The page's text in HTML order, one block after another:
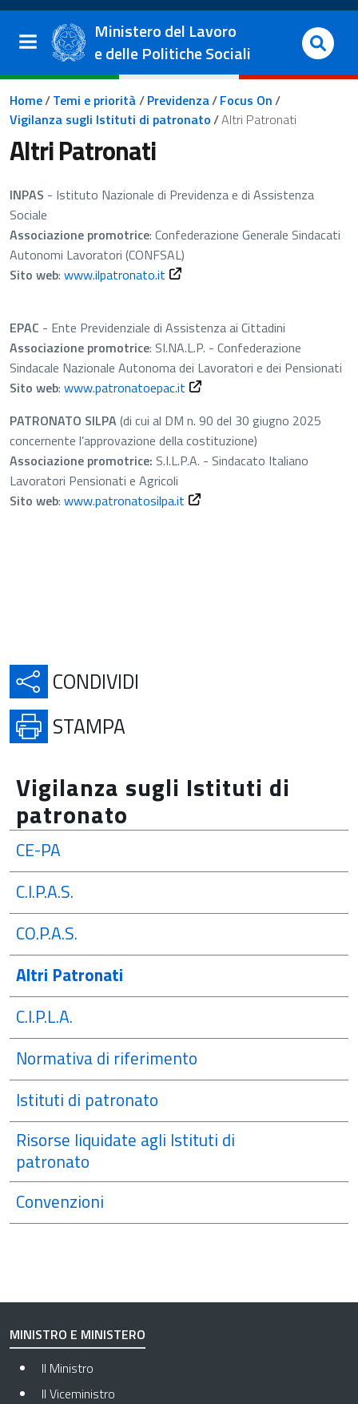
Salta al contenuto principale
Vai al footer
Ministero del Lavoro
e delle Politiche Sociali
Briciole di pane
Home/Temi e priorità/Previdenza/Focus On/
Vigilanza sugli Istituti di patronato/Altri Patronati
Altri Patronati
INPAS - Istituto Nazionale di Previdenza e di Assistenza
Sociale
Associazione promotrice: Confederazione Generale Sindacati
Autonomi Lavoratori (CONFSAL)
Sito web: www.ilpatronato.it Apre in una nuova scheda
EPAC - Ente Previdenziale di Assistenza ai Cittadini
Associazione promotrice: SI.NA.L.P. - Confederazione
Sindacale Nazionale Autonoma dei Lavoratori e dei Pensionati
Sito web: www.patronatoepac.it
PATRONATO SILPA(di cui al DM n. 90 del 30 giugno 2025
concernente l’approvazione della costituzione)
Associazione promotrice: S.I.L.P.A. - Sindacato Italiano
Lavoratori Pensionati e Agricoli
Sito web: www.patronatosilpa.it
CONDIVIDI
STAMPA
Vigilanza sugli Istituti di
patronato
CE-PA
C.I.P.A.S.
CO.P.A.S.
Altri Patronati
C.I.P.L.A.
Normativa di riferimento
Istituti di patronato
Risorse liquidate agli Istituti di
patronato
Convenzioni
MINISTRO E MINISTERO
Il Ministro
Il Viceministro